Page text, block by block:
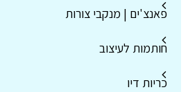
פאנצ'ים | מנקבי צורות
חותמות לעיצוב
כריות דיו